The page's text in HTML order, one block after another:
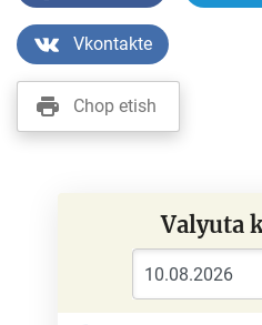
Vkontakte
Chop etish
Valyuta